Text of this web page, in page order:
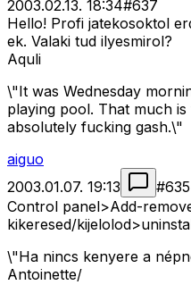
2003.02.13. 18:34#637
Hello! Profi jatekosoktol
ek. Valaki tud ilyesmirol?
Aquli
\"It was Wednesday
playing pool. That much
absolutely fucking gash.\"
aiguo
2003.01.07. 19:13
#635
Control panel>Add-
kikeresed/
\"Ha nincs kenyere a
Antoinette/